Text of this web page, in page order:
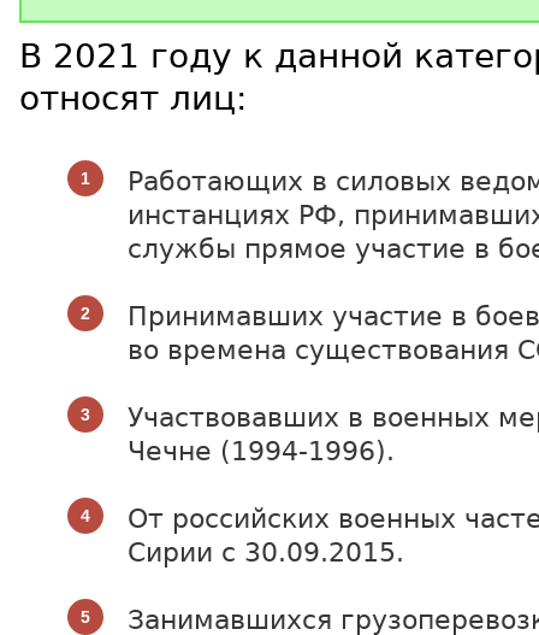
В 2021 году к данной
относят лиц:
Работающих в силовых
инстанциях РФ,
службы прямое участие в
Принимавших участие в
во времена существования
Участвовавших в военных
Чечне (1994-1996).
От российских военных
Сирии с 30.09.2015.
Занимавшихся